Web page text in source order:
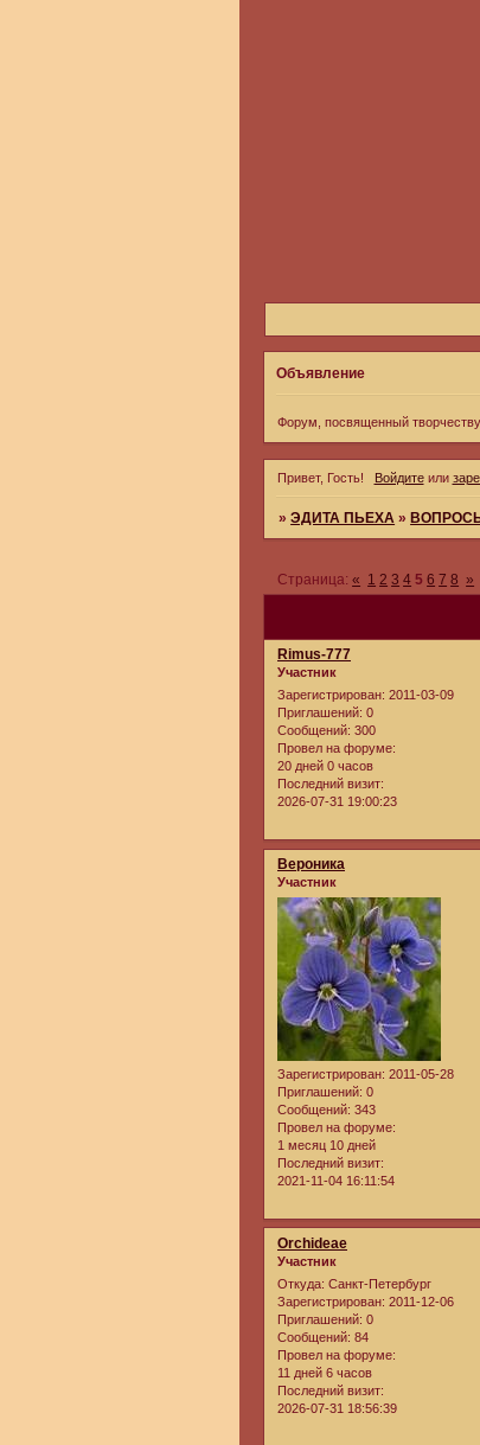
Объявление
Форум, посвященный
Привет, Гость! Войдитеили
»ЭДИТА ПЬЕХА »
Страница:« 1 2 3 4 5 6 7 8 »
Rimus-777
Участник
Зарегистрирован: 2011-03-09
Приглашений: 0
Сообщений: 300
Провел на форуме:
20 дней 0 часов
Последний визит:
2026-07-31 19:00:23
Вероника
Участник
Зарегистрирован: 2011-05-28
Приглашений: 0
Сообщений: 343
Провел на форуме:
1 месяц 10 дней
Последний визит:
2021-11-04 16:11:54
Orchideae
Участник
Откуда: Cанкт-Петербург
Зарегистрирован: 2011-12-06
Приглашений: 0
Сообщений: 84
Провел на форуме:
11 дней 6 часов
Последний визит:
2026-07-31 18:56:39